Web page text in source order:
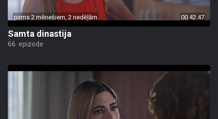
pirms 2 mēnešiem, 2 nedēļām 00:42:47
Samta dinastija
66. epizode